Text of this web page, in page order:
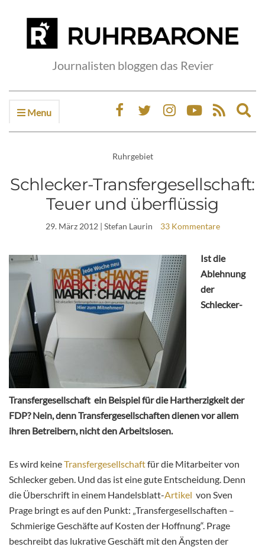
Journalisten bloggen das Revier
Menu
Ruhrgebiet
Schlecker-Transfergesellschaft:
Teuer und überflüssig
29. März 2012| Stefan Laurin 33 Kommentare
Ist die
Ablehnung
der
Schlecker-
Transfergesellschaft ein Beispiel für die Hartherzigkeit der
FDP? Nein, denn Transfergesellschaften dienen vor allem
ihren Betreibern, nicht den Arbeitslosen.
Es wird keineTransfergesellschaftfür die Mitarbeiter von
Schlecker geben. Und das ist eine gute Entscheidung. Denn
die Überschrift in einem Handelsblatt-Artikel von Sven
Prage bringt es auf den Punkt: „Transfergesellschaften –
Schmierige Geschäfte auf Kosten der Hoffnung“. Prage
beschreibt das lukrative Geschäft mit den Ängsten der